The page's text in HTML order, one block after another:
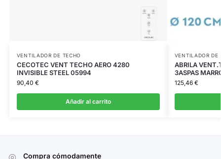
VENTILADOR DE TECHO
CECOTEC VENT TECHO AERO 4280
INVISIBLE STEEL 05994
90,40 €
Añadir al carrito
VENTILADOR DE
ABRILA
3ASPAS
125,46 €
Compra cómodamente